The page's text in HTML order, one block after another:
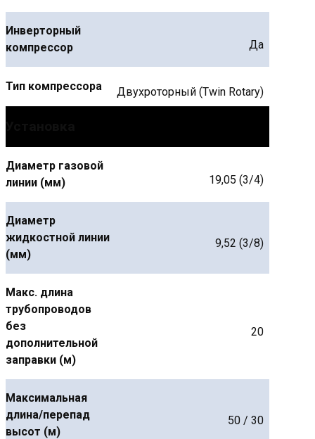
Инверторный
компрессор
Да
Тип компрессора Двухроторный (Twin Rotary)
Диаметр газовой
линии (мм)
19,05 (3/4)
Диаметр
жидкостной линии
(мм)
9,52 (3/8)
Макс. длина
трубопроводов
без
дополнительной
заправки (м)
20
Максимальная
длина/перепад
высот (м)
50 / 30